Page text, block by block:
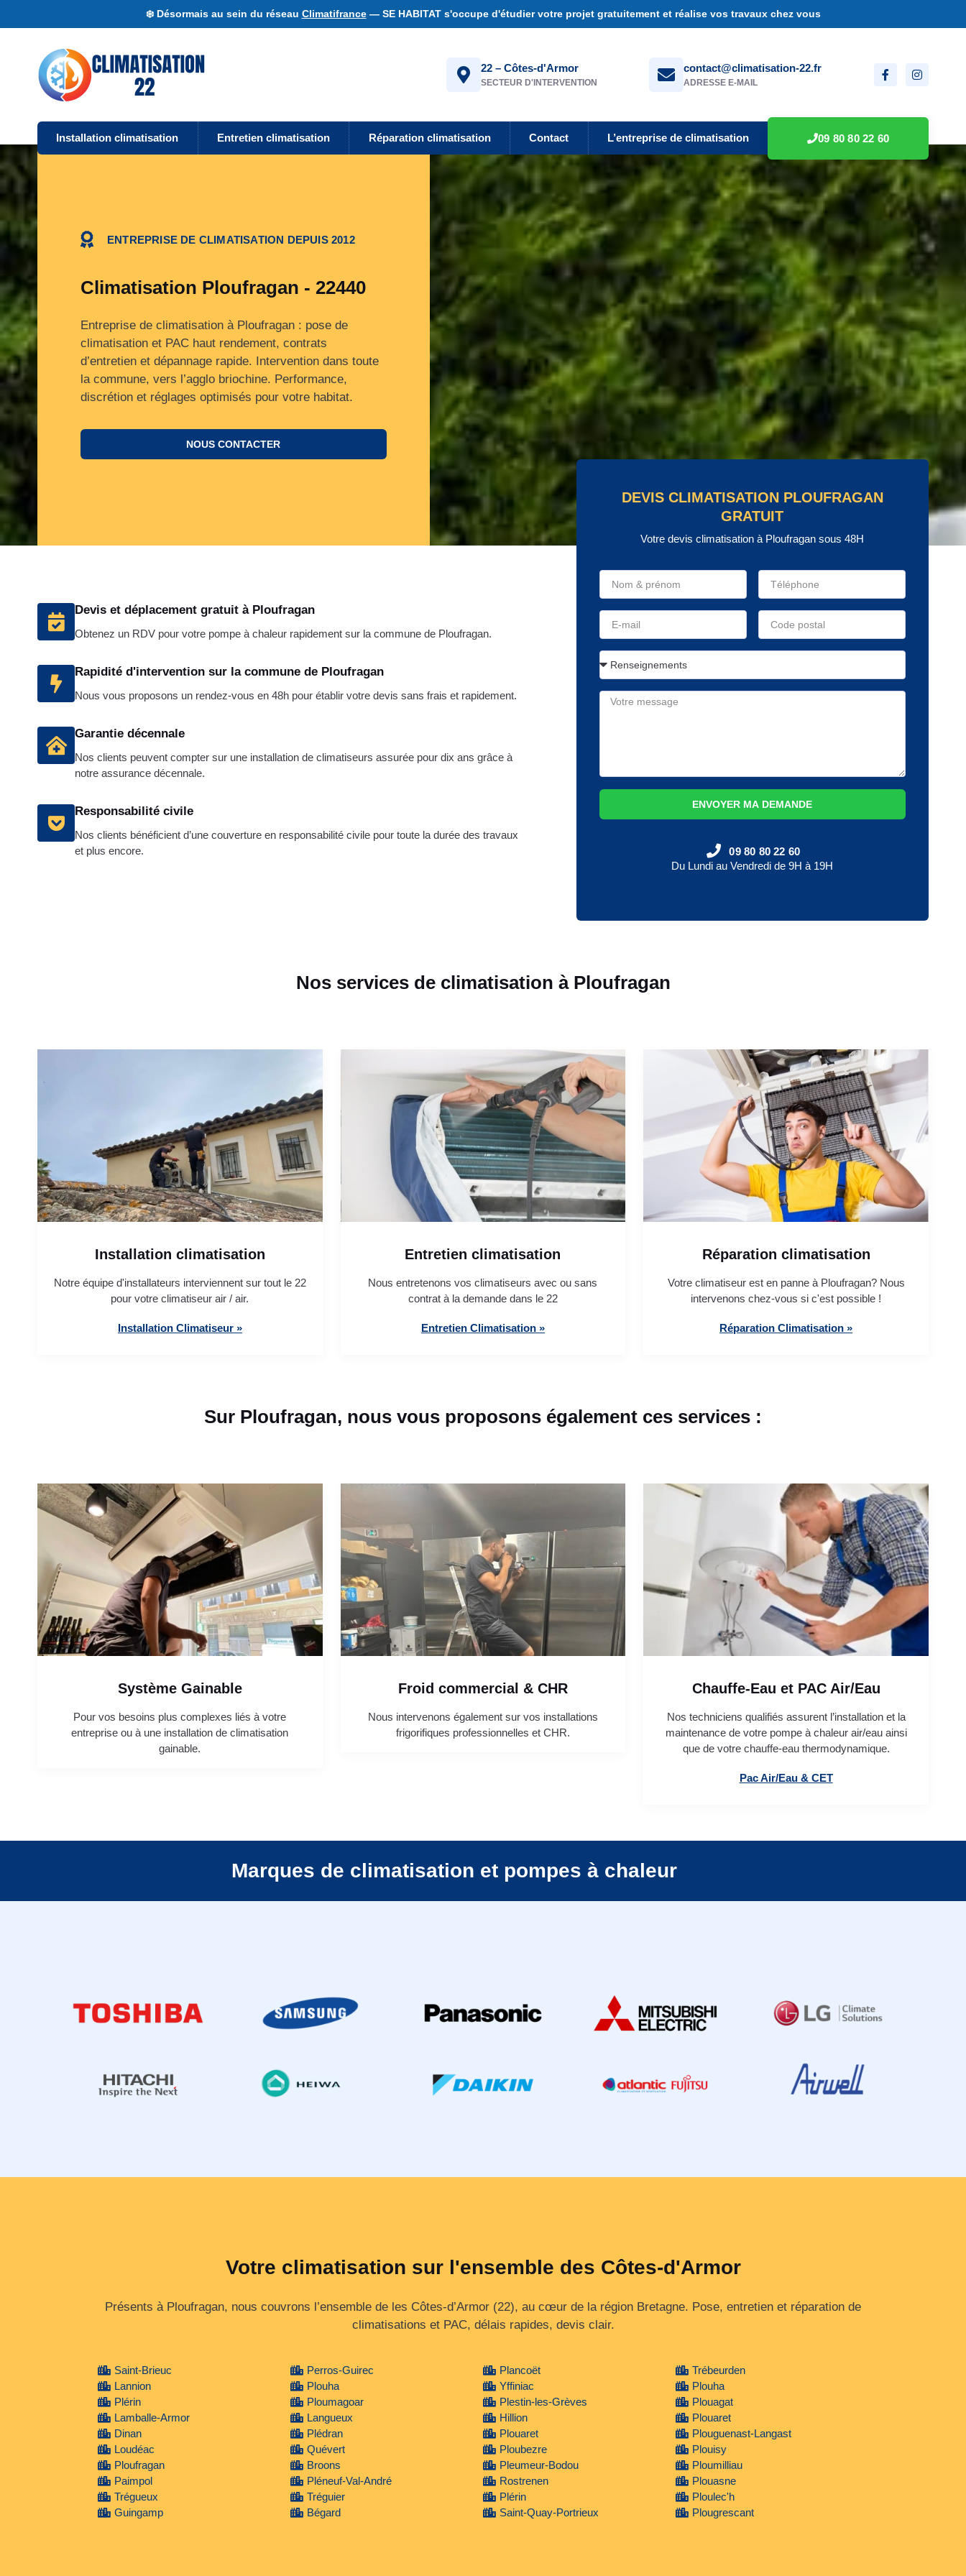
❄️ Désormais au sein du réseau Climatifrance— SE HABITAT s'occupe d'étudier votre projet gratuitement et réalise vos travaux chez vous
22 – Côtes-d'Armor
SECTEUR D'INTERVENTION
contact@climatisation-22.fr
ADRESSE E-MAIL
Installation climatisation Entretien climatisation Réparation climatisation Contact L’entreprise de climatisation 09 80 80 22 60
ENTREPRISE DE CLIMATISATION DEPUIS 2012
Climatisation Ploufragan - 22440
Entreprise de climatisation à Ploufragan : pose de
climatisation et PAC haut rendement, contrats
d’entretien et dépannage rapide. Intervention dans toute
la commune, vers l’agglo briochine. Performance,
discrétion et réglages optimisés pour votre habitat.
NOUS CONTACTER
Devis et déplacement gratuit à Ploufragan
Obtenez un RDV pour votre pompe à chaleur rapidement sur la commune de Ploufragan.
Rapidité d'intervention sur la commune de Ploufragan
Nous vous proposons un rendez-vous en 48h pour établir votre devis sans frais et rapidement.
Garantie décennale
Nos clients peuvent compter sur une installation de climatiseurs assurée pour dix ans grâce à
notre assurance décennale.
Responsabilité civile
Nos clients bénéficient d’une couverture en responsabilité civile pour toute la durée des travaux
et plus encore.
DEVIS CLIMATISATION PLOUFRAGAN
GRATUIT
Votre devis climatisation à Ploufragan sous 48H
ENVOYER MA DEMANDE
09 80 80 22 60
Du Lundi au Vendredi de 9H à 19H
Nos services de climatisation à Ploufragan
Installation climatisation
Notre équipe d'installateurs interviennent sur tout le 22
pour votre climatiseur air / air.
Installation Climatiseur »
Entretien climatisation
Nous entretenons vos climatiseurs avec ou sans
contrat à la demande dans le 22
Entretien Climatisation »
Réparation climatisation
Votre climatiseur est en panne à Ploufragan? Nous
intervenons chez-vous si c'est possible !
Réparation Climatisation »
Sur Ploufragan, nous vous proposons également ces services :
Système Gainable
Pour vos besoins plus complexes liés à votre
entreprise ou à une installation de climatisation
gainable.
Froid commercial & CHR
Nous intervenons également sur vos installations
frigorifiques professionnelles et CHR.
Chauffe-Eau et PAC Air/Eau
Nos techniciens qualifiés assurent l’installation et la
maintenance de votre pompe à chaleur air/eau ainsi
que de votre chauffe-eau thermodynamique.
Pac Air/Eau & CET
Marques de climatisation et pompes à chaleur
Votre climatisation sur l'ensemble des Côtes-d'Armor
Présents à Ploufragan, nous couvrons l’ensemble de les Côtes‑d’Armor (22), au cœur de la région Bretagne. Pose, entretien et réparation de
climatisations et PAC, délais rapides, devis clair.
Saint-Brieuc
Lannion
Plérin
Lamballe-Armor
Dinan
Loudéac
Ploufragan
Paimpol
Trégueux
Guingamp
Perros-Guirec
Plouha
Ploumagoar
Langueux
Plédran
Quévert
Broons
Pléneuf-Val-André
Tréguier
Bégard
Plancoët
Yffiniac
Plestin-les-Grèves
Hillion
Plouaret
Ploubezre
Pleumeur-Bodou
Rostrenen
Plérin
Saint-Quay-Portrieux
Trébeurden
Plouha
Plouagat
Plouaret
Plouguenast-Langast
Plouisy
Ploumilliau
Plouasne
Ploulec'h
Plougrescant